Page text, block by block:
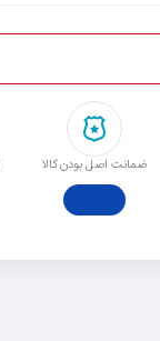
ﺿﻤﺎﻧﺖ اﺻﻞ ﺑﻮدن ﮐﺎﻟﺎ